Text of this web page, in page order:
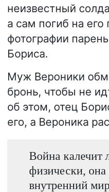
неизвестный
а сам погиб на его
фотографии
Бориса.
Муж Вероники
бронь, чтобы не
об этом, отец
его, а Вероника
Война калечит
физически, она
внутренний